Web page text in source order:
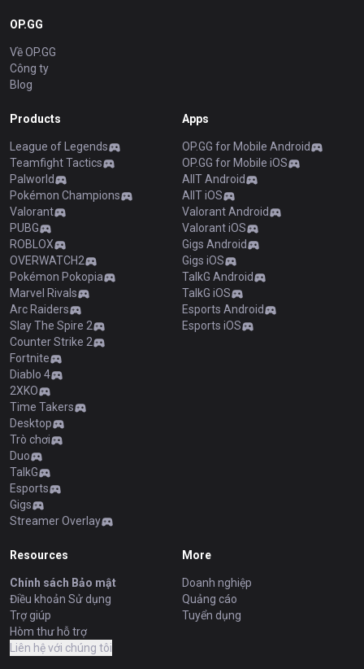
OP.GG
Về OP.GG
Công ty
Blog
Products
League of Legends
Teamfight Tactics
Palworld
Pokémon Champions
Valorant
PUBG
ROBLOX
OVERWATCH2
Pokémon Pokopia
Marvel Rivals
Arc Raiders
Slay The Spire 2
Counter Strike 2
Fortnite
Diablo 4
2XKO
Time Takers
Desktop
Trò chơi
Duo
TalkG
Esports
Gigs
Streamer Overlay
Apps
OP.GG for Mobile Android
OP.GG for Mobile iOS
AllT Android
AllT iOS
Valorant Android
Valorant iOS
Gigs Android
Gigs iOS
TalkG Android
TalkG iOS
Esports Android
Esports iOS
Resources
Chính sách Bảo mật
Điều khoản Sử dụng
Trợ giúp
Hòm thư hỗ trợ
Liên hệ với chúng tôi
More
Doanh nghiệp
Quảng cáo
Tuyển dụng